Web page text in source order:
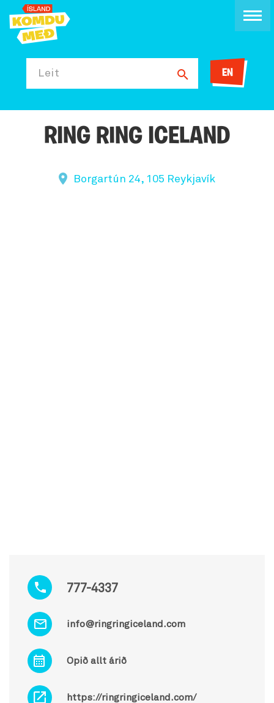
Leit EN
RING RING ICELAND
Borgartún 24, 105 Reykjavík
777-4337
info@ringringiceland.com
Opið allt árið
https://ringringiceland.com/